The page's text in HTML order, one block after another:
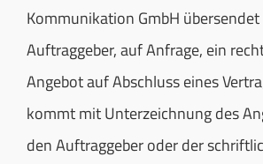
Kommunikation GmbH
Auftraggeber, auf Anfrage, ein
Angebot auf Abschluss eines
kommt mit Unterzeichnung des
den Auftraggeber oder der